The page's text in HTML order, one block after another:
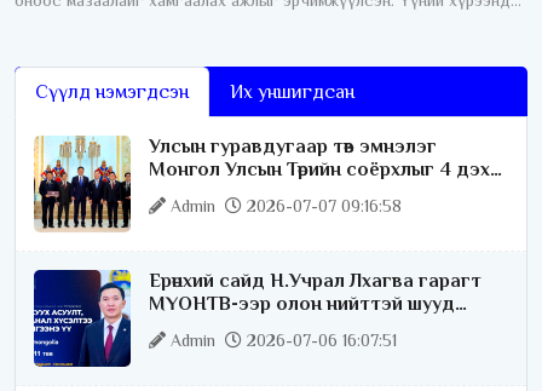
Сүүлд нэмэгдсэн Их уншигдсан
Улсын гуравдугаар төв эмнэлэг
Монгол Улсын Төрийн соёрхлыг 4 дэх
удаагаа хүртлээ
Admin 2026-07-07 09:16:58
Ерөнхий сайд Н.Учрал Лхагва гарагт
МҮОНТВ-ээр олон нийттэй шууд
ярилцана
Admin 2026-07-06 16:07:51